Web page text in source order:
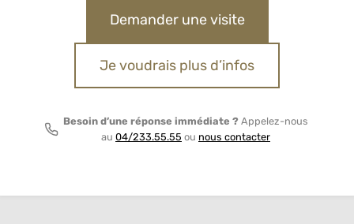
Demander une visite
Je voudrais plus d’infos
Besoin d’une réponse immédiate ? Appelez-nous
au 04/233.55.55 ou nous contacter